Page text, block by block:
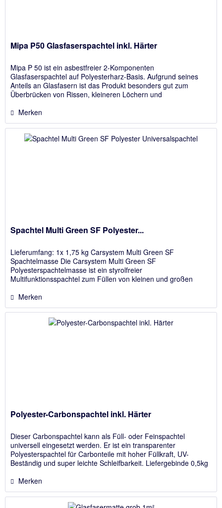
Mipa P50 Glasfaserspachtel inkl. Härter
Mipa P 50 ist ein asbestfreier 2-Komponenten
Glasfaserspachtel auf Polyesterharz-Basis. Aufgrund seines
Anteils an Glasfasern ist das Produkt besonders gut zum
Überbrücken von Rissen, kleineren Löchern und
Merken
Spachtel Multi Green SF Polyester...
Lieferumfang: 1x 1,75 kg Carsystem Multi Green SF
Spachtelmasse Die Carsystem Multi Green SF
Polyesterspachtelmasse ist ein styrolfreier
Multifunktionsspachtel zum Füllen von kleinen und großen
Merken
Polyester-Carbonspachtel inkl. Härter
Dieser Carbonspachtel kann als Füll- oder Feinspachtel
universell eingesetzt werden. Er ist ein transparenter
Polyesterspachtel für Carbonteile mit hoher Füllkraft, UV-
Beständig und super leichte Schleifbarkeit. Liefergebinde 0,5kg
Merken